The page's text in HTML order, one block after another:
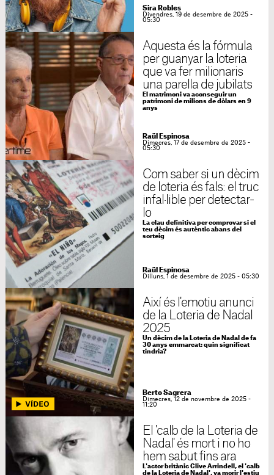
Sira Robles
Divendres, 19 de desembre de 2025 -
05:30
Aquesta és la fórmula
per guanyar la loteria
que va fer milionaris
una parella de jubilats
El matrimoni va aconseguir un
patrimoni de milions de dòlars en 9
anys
Raül Espinosa
Dimecres, 17 de desembre de 2025 -
05:30
Com saber si un dècim
de loteria és fals: el truc
infal·lible per detectar-
lo
La clau definitiva per comprovar si el
teu dècim és autèntic abans del
sorteig
Raül Espinosa
Dilluns, 1 de desembre de 2025 - 05:30
Així és l'emotiu anunci
de la Loteria de Nadal
2025
Un dècim de la Loteria de Nadal de fa
30 anys emmarcat: quin significat
tindria?
Berto Sagrera
Dimecres, 12 de novembre de 2025 -
11:20
El 'calb de la Loteria de
Nadal' és mort i no ho
hem sabut fins ara
L'actor britànic Clive Arrindell, el 'calb
de la Loteria de Nadal', va morir l'estiu